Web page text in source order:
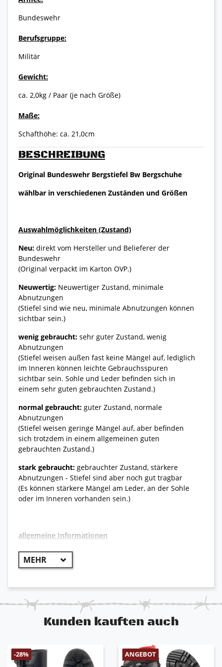
BESCHREIBUNG
Original Bundeswehr Bergstiefel Bw Bergschuhe
wählbar in verschiedenen Zuständen und Größen
Auswahlmöglichkeiten (Zustand)
Neu: direkt vom Hersteller und Belieferer der
Bundeswehr
(Original verpackt im Karton OVP.)
Neuwertig: Neuwertiger Zustand, minimale
Abnutzungen
(Stiefel sind wie neu, minimale Abnutzungen können
sichtbar sein.)
wenig gebraucht: sehr guter Zustand, wenig
Abnutzungen
(Stiefel weisen außen fast keine Mängel auf, lediglich
im Inneren können leichte Gebrauchsspuren
sichtbar sein. Sohle und Leder befinden sich in
einem sehr guten gebrauchten Zustand.)
normal gebraucht: guter Zustand, normale
Abnutzungen
(Stiefel weisen geringe Mängel auf, aber befinden
sich trotzdem in einem allgemeinen guten
gebrauchten Zustand.)
stark gebraucht: gebrauchter Zustand, stärkere
Abnutzungen - Stiefel sind aber noch gut tragbar
(Es können stärkere Mängel am Leder, an der Sohle
oder im Inneren vorhanden sein.)
allgemeine Informationen
++ Original Bundeswehr ++
Originaler Bergstiefel der deutschen Bundeswehr,
hohe Gelenkstabilität
atmungsaktiv und kälteflexibel
Öl-, Säure- und Benzinbeständig
schützender Gummirand
Bundeswehr
Berufsgruppe:
Militär
Gewicht:
ca. 2,0kg / Paar (je nach Größe)
Maße:
Schafthöhe: ca. 21,0cm
Kunden kauften auch
-28% ANGEBOT